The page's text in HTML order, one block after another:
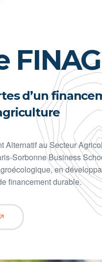
d’un
Alternatif au Secteur
Sorbonne Business
en
financement durable.